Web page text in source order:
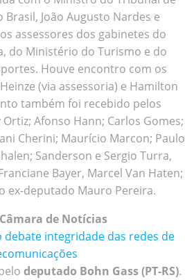
Brasil, João Augusto Nardes e
assessores dos gabinetes do
do Ministério do Turismo e do
Houve encontro com os
(via assessoria) e Hamilton
também foi recebido pelos
Afonso Hann; Carlos Gomes;
Cherini; Maurício Marcon; Paulo
Sanderson e Sergio Turra,
Bayer, Marcel Van Haten;
ex-deputado Mauro Pereira.
de Notícias
debate integridade das redes de
deputado Bohn Gass (PT-RS).